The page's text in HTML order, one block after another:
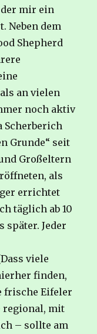
der mir ein
Neben dem
Shepherd
an vielen
noch aktiv
Scherberich
Grunde“ seit
Großeltern
als
errichtet
täglich ab 10
später. Jeder
viele
finden,
frische Eifeler
regional, mit
– sollte am